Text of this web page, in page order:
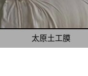
太原土工膜